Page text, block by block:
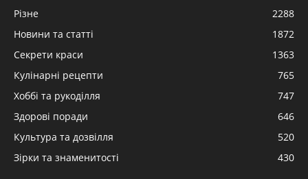
Різне
2288
Новини та статті
1872
Секрети краси
1363
Кулінарні рецепти
765
Хоббі та рукоділля
747
Здорові поради
646
Культура та дозвілля
520
Зірки та знаменитості
430